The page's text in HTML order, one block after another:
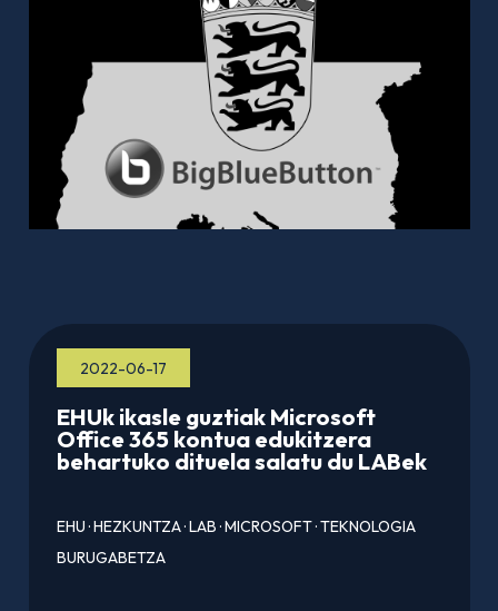
2022-06-17
EHUk ikasle guztiak Microsoft
Office 365 kontua edukitzera
behartuko dituela salatu du LABek
EHU·HEZKUNTZA·LAB·MICROSOFT·TEKNOLOGIA
BURUGABETZA